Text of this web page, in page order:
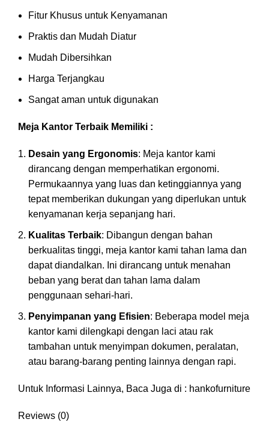
Fitur Khusus untuk Kenyamanan
Praktis dan Mudah Diatur
Mudah Dibersihkan
Harga Terjangkau
Sangat aman untuk digunakan
Meja Kantor Terbaik Memiliki :
Desain yang Ergonomis: Meja kantor kami
dirancang dengan memperhatikan ergonomi.
Permukaannya yang luas dan ketinggiannya yang
tepat memberikan dukungan yang diperlukan untuk
kenyamanan kerja sepanjang hari.
Kualitas Terbaik: Dibangun dengan bahan
berkualitas tinggi, meja kantor kami tahan lama dan
dapat diandalkan. Ini dirancang untuk menahan
beban yang berat dan tahan lama dalam
penggunaan sehari-hari.
Penyimpanan yang Efisien: Beberapa model meja
kantor kami dilengkapi dengan laci atau rak
tambahan untuk menyimpan dokumen, peralatan,
atau barang-barang penting lainnya dengan rapi.
Untuk Informasi Lainnya, Baca Juga di : hankofurniture
Reviews (0)